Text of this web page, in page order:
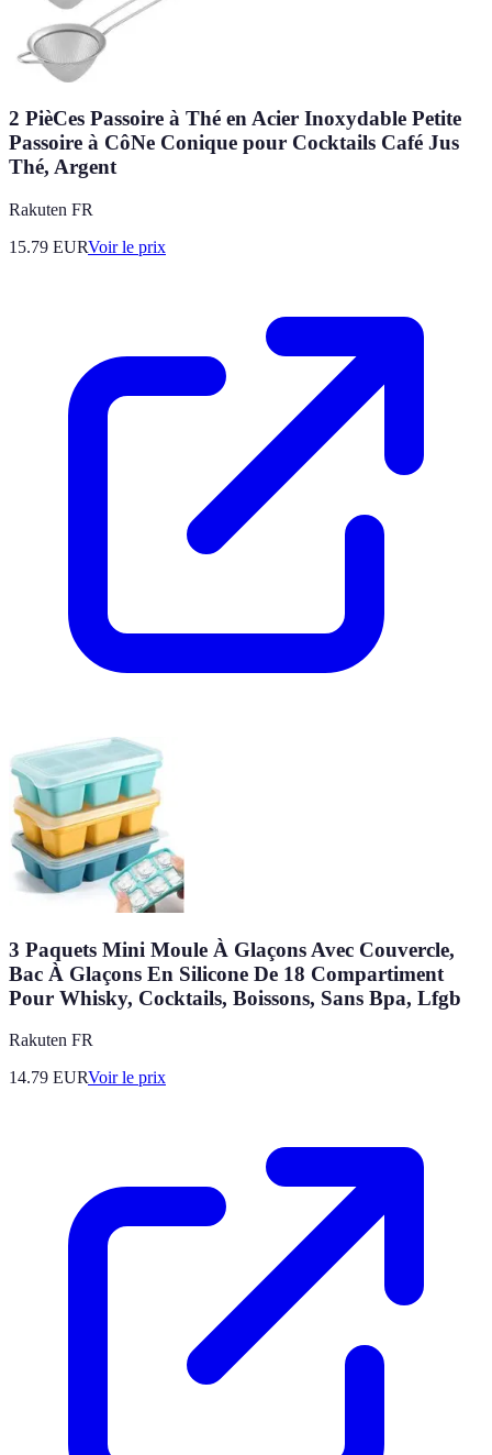
2 PièCes Passoire à Thé en Acier Inoxydable Petite
Passoire à CôNe Conique pour Cocktails Café Jus
Thé, Argent
Rakuten FR
15.79 EURVoir le prix
3 Paquets Mini Moule À Glaçons Avec Couvercle,
Bac À Glaçons En Silicone De 18 Compartiment
Pour Whisky, Cocktails, Boissons, Sans Bpa, Lfgb
Rakuten FR
14.79 EURVoir le prix